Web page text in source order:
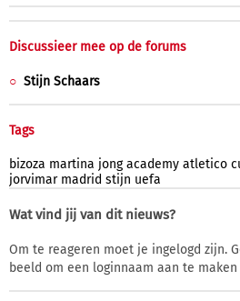
Discussieer mee op de forums
Stijn Schaars
Tags
bizoza martina jong academy atletico
jorvimar madrid stijn uefa
Wat vind jij van dit nieuws?
Om te reageren moet je ingelogd zijn.
beeld om een loginnaam aan te